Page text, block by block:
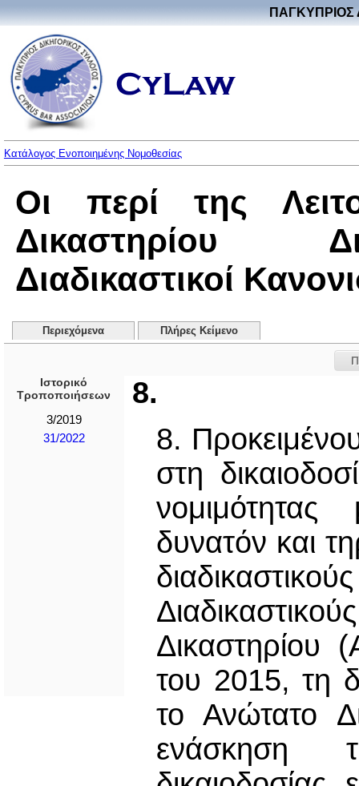
ΠΑΓΚΥΠΡΙΟΣ
Κατάλογος Ενοποιημένης Νομοθεσίας
Οι περί της
Δικαστηρίου
Διαδικαστικοί
Περιεχόμενα Πλήρες Κείμενο
Ιστορικό
Τροποποιήσεων
3/2019
31/2022
8.
8.
στη
δυνατόν και
Δικαστηρίου
του 2015, τη
το Ανώτατο
ενάσκηση